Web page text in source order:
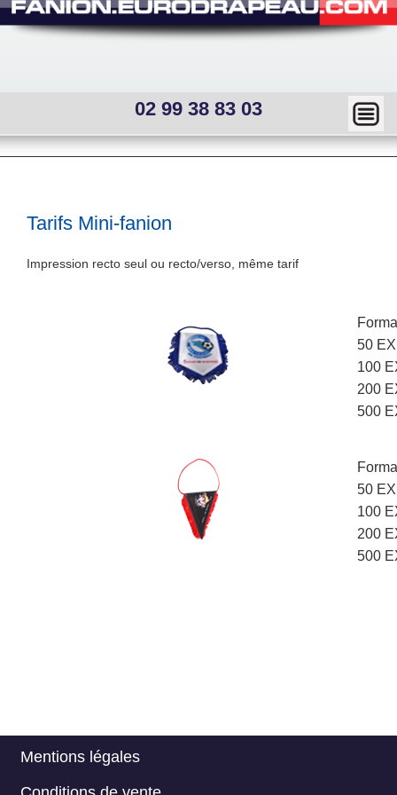
02 99 38 83 03
Ma
squ
nu
Sous
interne
Tarifs Mini-fanion
Impression recto seul ou recto/verso, même tarif
50
100
200
500
50
100
200
500
Mentions légales